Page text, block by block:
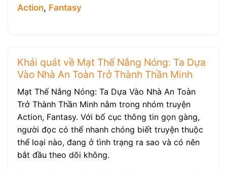
Action, Fantasy
Khái quát về Mạt Thế Nắng Nóng: Ta Dựa
Vào Nhà An Toàn Trở Thành Thần Minh
Mạt Thế Nắng Nóng: Ta Dựa Vào Nhà An Toàn
Trở Thành Thần Minh nằm trong nhóm truyện
Action, Fantasy. Với bố cục thông tin gọn gàng,
người đọc có thể nhanh chóng biết truyện thuộc
thể loại nào, đang ở tình trạng ra sao và có nên
bắt đầu theo dõi không.